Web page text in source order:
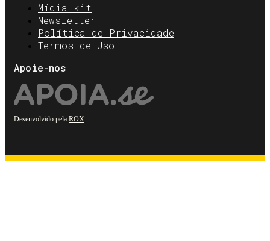
Mídia kit
Newsletter
Política de Privacidade
Termos de Uso
Apoie-nos
Desenvolvido pela ROX